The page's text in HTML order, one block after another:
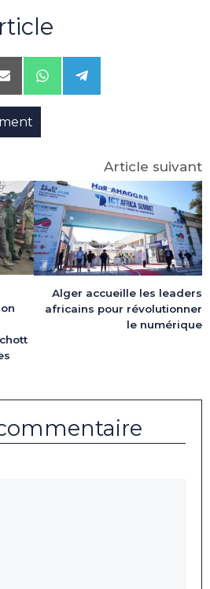
Share
on
Email
Share
on
Share
on
Article suivant
Alger accueille les leaders
africains pour révolutionner
le numérique